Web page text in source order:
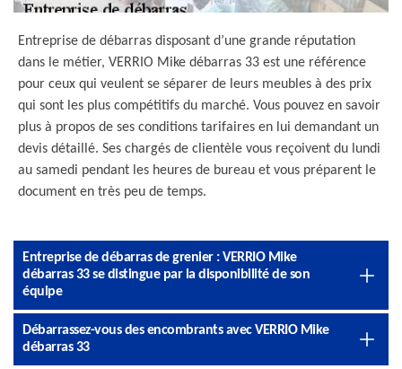
Entreprise de débarras disposant d’une grande réputation
dans le métier, VERRIO Mike débarras 33 est une référence
pour ceux qui veulent se séparer de leurs meubles à des prix
qui sont les plus compétitifs du marché. Vous pouvez en savoir
plus à propos de ses conditions tarifaires en lui demandant un
devis détaillé. Ses chargés de clientèle vous reçoivent du lundi
au samedi pendant les heures de bureau et vous préparent le
document en très peu de temps.
Entreprise de débarras de grenier : VERRIO Mike
débarras 33 se distingue par la disponibilité de son
équipe
Débarrassez-vous des encombrants avec VERRIO Mike
débarras 33